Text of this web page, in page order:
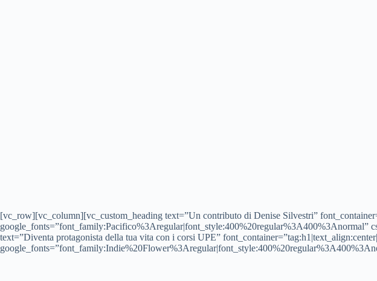
[vc_row][vc_column][vc_custom_heading text=”Un contributo di Denise Silvestri”
google_fonts=”font_family:Pacifico%3Aregular|font_style:400%20regular%3A400%3Anormal”
text=”Diventa protagonista della tua vita con i corsi UPE”